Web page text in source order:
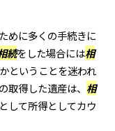
めに多くの手続きに
続をした場合には相
ということを迷われ
取得した遺産は、 相
して所得としてカウ